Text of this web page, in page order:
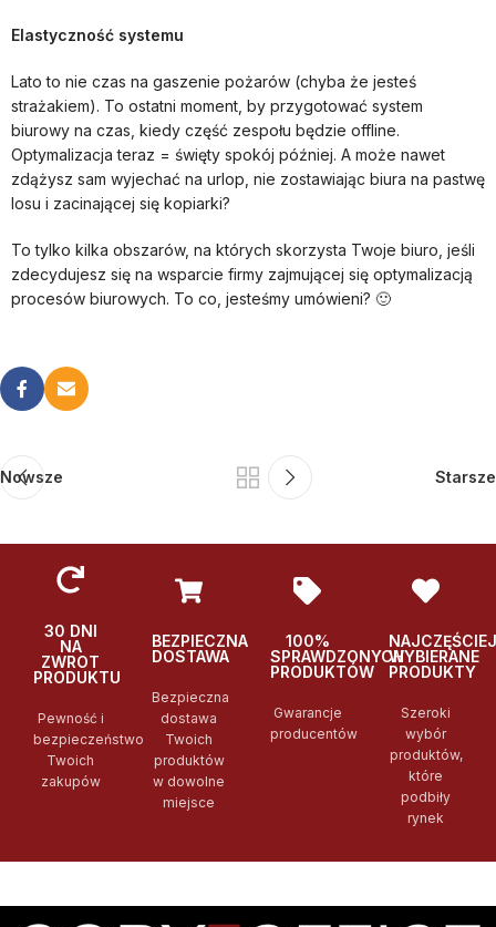
Elastyczność systemu
Lato to nie czas na gaszenie pożarów (chyba że jesteś
strażakiem). To ostatni moment, by przygotować system
biurowy na czas, kiedy część zespołu będzie offline.
Optymalizacja teraz = święty spokój później. A może nawet
zdążysz sam wyjechać na urlop, nie zostawiając biura na pastwę
losu i zacinającej się kopiarki?
To tylko kilka obszarów, na których skorzysta Twoje biuro, jeśli
zdecydujesz się na wsparcie firmy zajmującej się optymalizacją
procesów biurowych. To co, jesteśmy umówieni? 🙂
Nowsze Starsze
30 DNI
NA
ZWROT
PRODUKTU
Pewność i
bezpieczeństwo
Twoich
zakupów
BEZPIECZNA
DOSTAWA
Bezpieczna
dostawa
Twoich
produktów
w dowolne
miejsce
100%
SPRAWDZONYCH
PRODUKTÓW
Gwarancje
producentów
NAJCZĘŚCIEJ
WYBIERANE
PRODUKTY
Szeroki
wybór
produktów,
które
podbiły
rynek